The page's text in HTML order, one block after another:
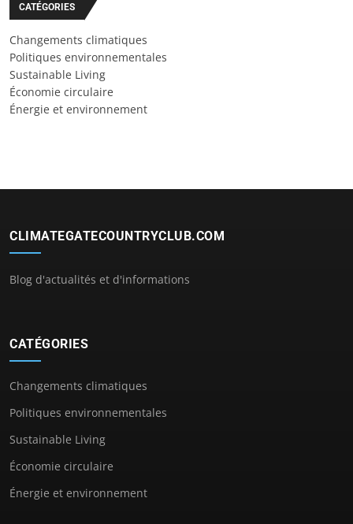
CATÉGORIES
Changements climatiques
Politiques environnementales
Sustainable Living
Économie circulaire
Énergie et environnement
CLIMATEGATECOUNTRYCLUB.COM
Blog d'actualités et d'informations
CATÉGORIES
Changements climatiques
Politiques environnementales
Sustainable Living
Économie circulaire
Énergie et environnement